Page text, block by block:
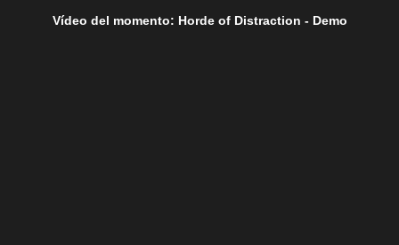
Vídeo del momento: Horde of Distraction - Demo